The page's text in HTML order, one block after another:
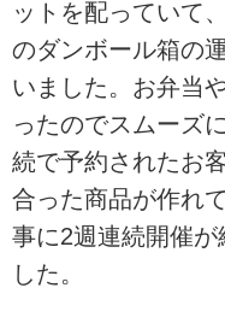
ットを配っていて
のダンボール箱の
いました。お弁当
ったのでスムーズ
続で予約されたお
合った商品が作れ
事に2週連続開催が
した。